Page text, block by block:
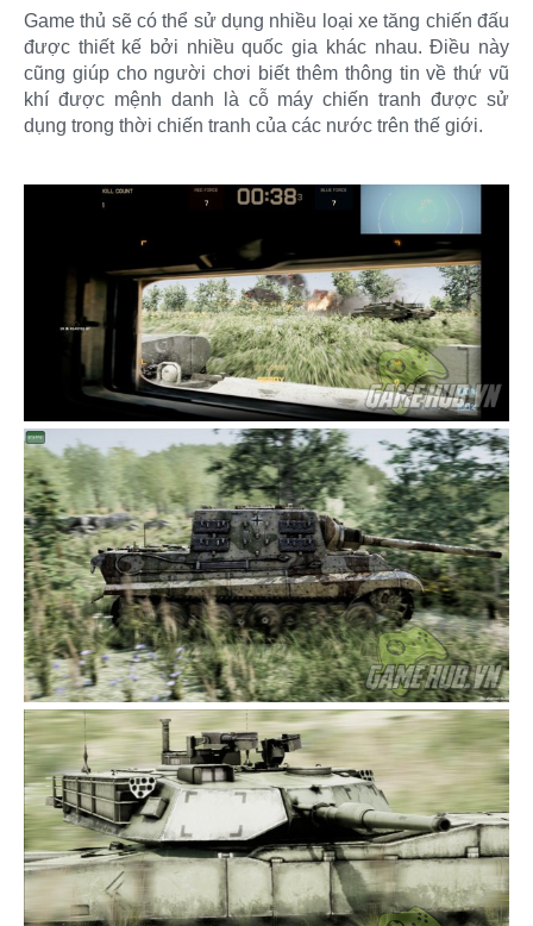
Game thủ sẽ có thể sử dụng nhiều loại xe tăng chiến đấu
được thiết kế bởi nhiều quốc gia khác nhau. Điều này
cũng giúp cho người chơi biết thêm thông tin về thứ vũ
khí được mệnh danh là cỗ máy chiến tranh được sử
dụng trong thời chiến tranh của các nước trên thế giới.